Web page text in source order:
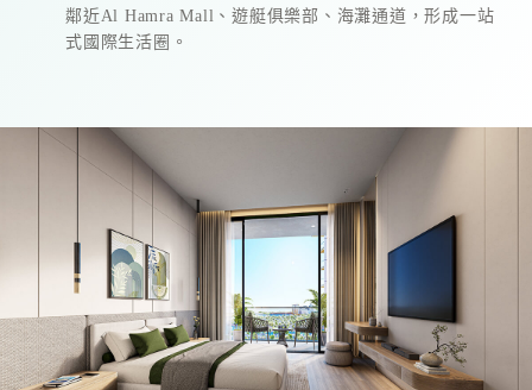
鄰近Al Hamra Mall、遊艇俱樂部、海灘通道，形成一站
式國際生活圈。